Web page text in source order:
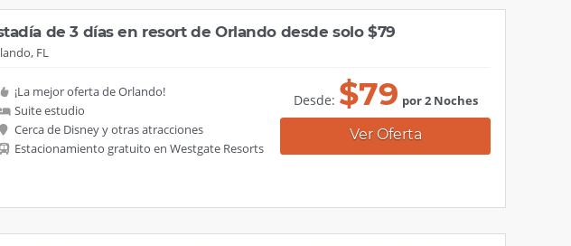
de 3 días en resort de Orlando desde solo $79
FL
¡La mejor oferta de Orlando!
Suite estudio
Cerca de Disney y otras atracciones
Estacionamiento gratuito en Westgate Resorts
Desde: $79 por 2 Noches
Ver Oferta